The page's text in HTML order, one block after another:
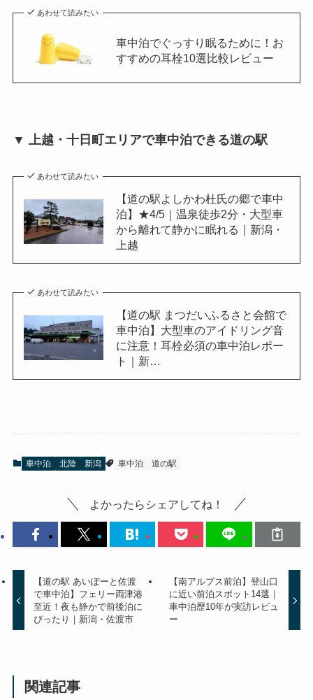
あわせて読みたい
車中泊でぐっすり眠るために！お
すすめの耳栓10選比較レビュー
▼ 上越・十日町エリアで車中泊できる道の駅
あわせて読みたい
【道の駅よしかわ杜氏の郷で車中
泊】★4/5｜温泉徒歩2分・大型車
から離れて静かに眠れる｜新潟・
上越
あわせて読みたい
【道の駅 まつだいふるさと会館で
車中泊】大型車のアイドリング音
に注意！耳栓必須の車中泊レポー
ト｜新…
車中泊 北陸 新潟 車中泊 道の駅
よかったらシェアしてね！
【道の駅 あいぽーと佐渡
で車中泊】フェリー両津港
至近！夜も静かで前後泊に
ぴったり｜新潟・佐渡市
【南アルプス前泊】登山口
に近い前泊スポット14選｜
車中泊歴10年が実訪レビュ
ー
関連記事